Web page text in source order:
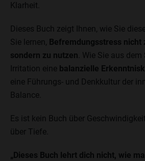
Klarheit.
Dieses Buch zeigt Ihnen, wie Sie
Sie lernen, Befremdungsstress nicht
sondern zu nutzen . Wie Sie aus
Irritation eine balanzielle
eine Führungs- und Denkkultur der
Balance.
Es ist kein Buch über
über Tiefe.
„Dieses Buch lehrt dich nicht, wie